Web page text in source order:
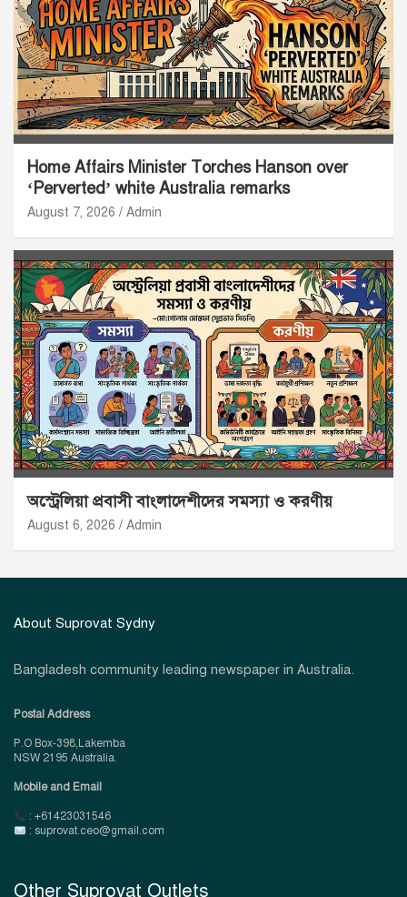
Home Affairs Minister Torches Hanson over
‘Perverted’ white Australia remarks
August 7, 2026 Admin
অস্ট্রেলিয়া প্রবাসী বাংলাদেশীদের সমস্যা ও করণীয়
August 6, 2026 Admin
About Suprovat Sydny
Bangladesh community leading newspaper in Australia.
Postal Address
P.O Box-398,Lakemba
NSW 2195 Australia.
Mobile and Email
: +61423031546
: suprovat.ceo@gmail.com
Other Suprovat Outlets